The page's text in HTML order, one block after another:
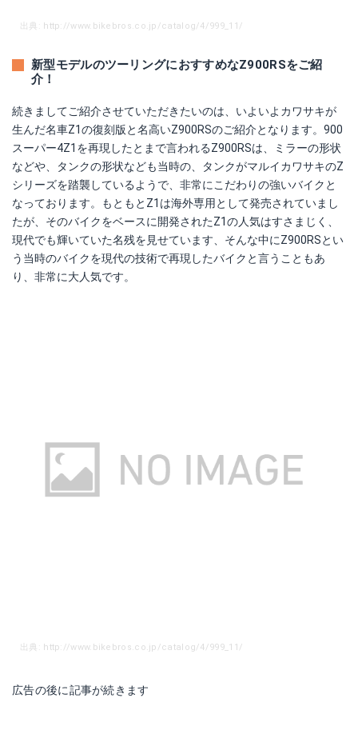
出典: http://www.bikebros.co.jp/catalog/4/999_11/
新型モデルのツーリングにおすすめなZ900RSをご紹
介！
続きましてご紹介させていただきたいのは、いよいよカワサキが
生んだ名車Z1の復刻版と名高いZ900RSのご紹介となります。900
スーパー4Z1を再現したとまで言われるZ900RSは、ミラーの形状
などや、タンクの形状なども当時の、タンクがマルイカワサキのZ
シリーズを踏襲しているようで、非常にこだわりの強いバイクと
なっております。もともとZ1は海外専用として発売されていまし
たが、そのバイクをベースに開発されたZ1の人気はすさまじく、
現代でも輝いていた名残を見せています、そんな中にZ900RSとい
う当時のバイクを現代の技術で再現したバイクと言うこともあ
り、非常に大人気です。
出典: http://www.bikebros.co.jp/catalog/4/999_11/
広告の後に記事が続きます